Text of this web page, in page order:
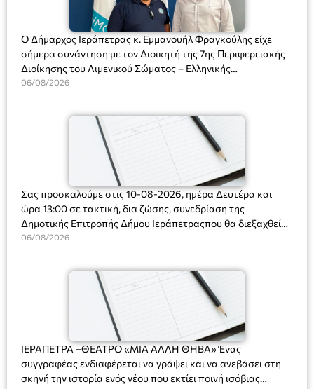
Ο Δήμαρχος Ιεράπετρας κ. Εμμανουήλ Φραγκούλης είχε
σήμερα συνάντηση με τον Διοικητή της 7ης Περιφερειακής
Διοίκησης του Λιμενικού Σώματος – Ελληνικής
Ακτοφυλακής (Λ.Σ.-ΕΛ.ΑΚΤ.), Αρχιπλοίαρχο Λ.Σ. κ. Ιωάννη
06/08/2026
Σας προσκαλούμε στις 10-08-2026, ημέρα Δευτέρα και
ώρα 13:00 σε τακτική, δια ζώσης, συνεδρίαση της
Δημοτικής Επιτροπής Δήμου Ιεράπετραςπου θα διεξαχθεί
στο Δημοτικό Κατάστημα, Δημοκρατίας 31 στην αίθουσα
και λήψη αποφάσεων στα παρακάτω θέματα:
06/08/2026
ΙΕΡΑΠΕΤΡΑ –ΘΕΑΤΡΟ «ΜΙΑ ΑΛΛΗ ΘΗΒΑ» Ένας
συγγραφέας ενδιαφέρεται να γράψει και να ανεβάσει στη
σκηνή την ιστορία ενός νέου που εκτίει ποινή ισόβιας